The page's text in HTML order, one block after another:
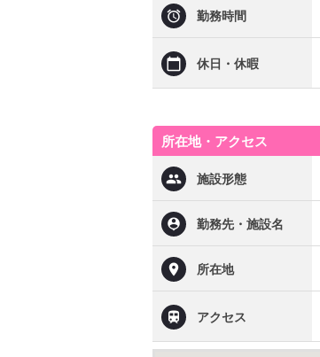
勤務時間
休日・休暇
所在地・アクセス
施設形態
勤務先・施設名
所在地
アクセス